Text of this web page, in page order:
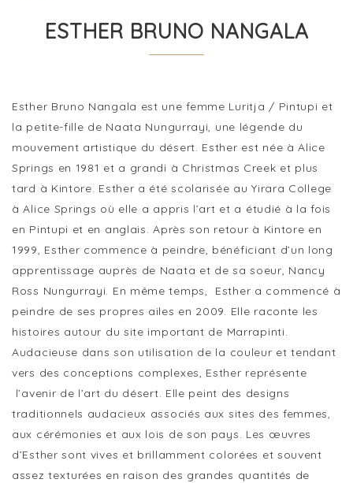
ESTHER BRUNO NANGALA
Esther Bruno Nangala est une femme Luritja / Pintupi et
la petite-fille de Naata Nungurrayi, une légende du
mouvement artistique du désert. Esther est née à Alice
Springs en 1981 et a grandi à Christmas Creek et plus
tard à Kintore. Esther a été scolarisée au Yirara College
à Alice Springs où elle a appris l’art et a étudié à la fois
en Pintupi et en anglais. Après son retour à Kintore en
1999, Esther commence à peindre, bénéficiant d’un long
apprentissage auprès de Naata et de sa soeur, Nancy
Ross Nungurrayi. En même temps, Esther a commencé à
peindre de ses propres ailes en 2009. Elle raconte les
histoires autour du site important de Marrapinti.
Audacieuse dans son utilisation de la couleur et tendant
vers des conceptions complexes, Esther représente
l’avenir de l’art du désert. Elle peint des designs
traditionnels audacieux associés aux sites des femmes,
aux cérémonies et aux lois de son pays. Les œuvres
d’Esther sont vives et brillamment colorées et souvent
assez texturées en raison des grandes quantités de